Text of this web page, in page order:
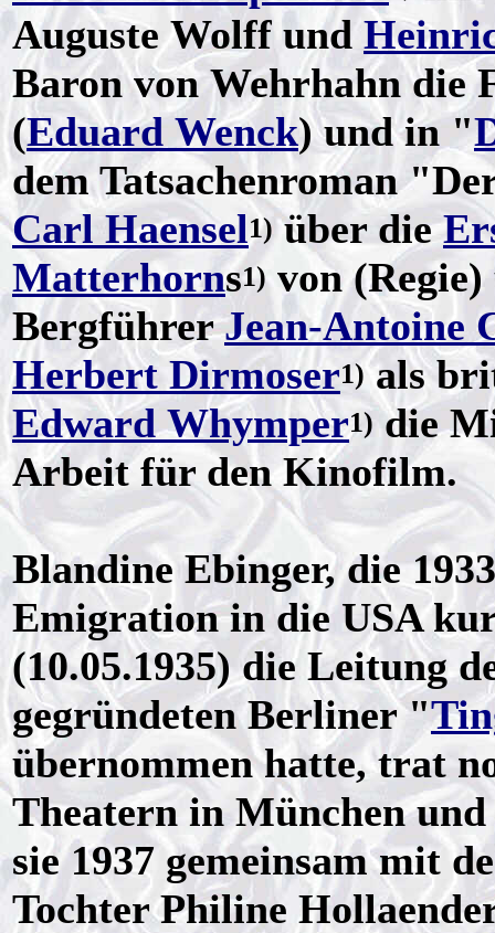
Auguste Wolff und
Baron von Wehrhahn die
(Eduard Wenck) und in "
dem Tatsachenroman
Carl Haensel1)über die
Matterhorns1)von
BergführerJean-Antoine
Herbert Dirmoser1)als
Edward Whymper1) die
Arbeit für den Kinofilm.
Blandine Ebinger, die
Emigration in die USA
(10.05.1935) die Leitung
gegründeten Berliner "
übernommen hatte, trat
Theatern in München
sie 1937 gemeinsam mit
Tochter Philine